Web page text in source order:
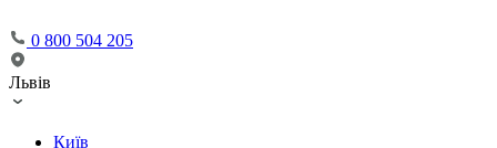
0 800 504 205
Львів
Київ